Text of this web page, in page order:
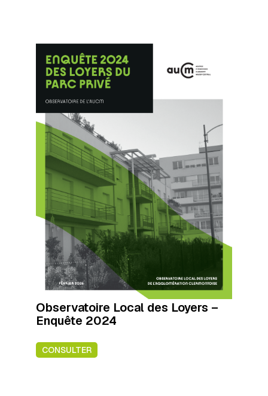
Observatoire Local des Loyers –
Enquête 2024
CONSULTER